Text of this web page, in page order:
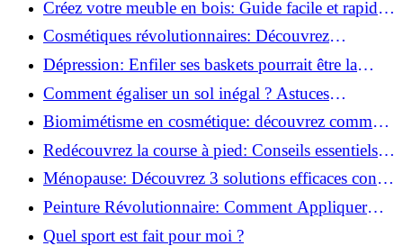
Créez votre meuble en bois: Guide facile et rapide
pour débutants!
Cosmétiques révolutionnaires: Découvrez
comment les fermes verticales transforment la
beauté!
Dépression: Enfiler ses baskets pourrait être la
solution!
Comment égaliser un sol inégal ? Astuces
infaillibles pour réussir !
Biomimétisme en cosmétique: découvrez comment
la nature inspire l'avenir des soins beauté!
Redécouvrez la course à pied: Conseils essentiels
pour reprendre!
Ménopause: Découvrez 3 solutions efficaces contre
les bouffées de chaleur!
Peinture Révolutionnaire: Comment Appliquer
Deux Couleurs Sur Une Porte!
Quel sport est fait pour moi ?